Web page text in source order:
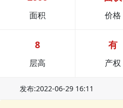
面积 价格
8
层高
有
产权
发布:2022-06-29 16:11